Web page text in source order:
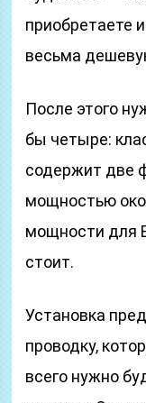
приобретаете
весьма
После этого
бы четыре:
содержит две
мощностью
мощности для
стоит.
Установка
проводку,
всего нужно